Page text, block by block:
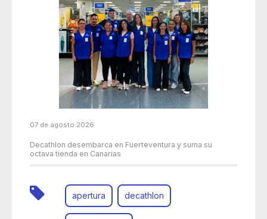
07 de agosto 2026
Decathlon desembarca en Fuerteventura y suma su
octava tienda en Canarias
apertura decathlon